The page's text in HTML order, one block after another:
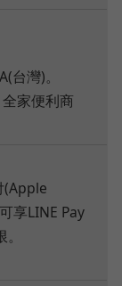
台灣)。
全家便利商
(Apple
享LINE Pay